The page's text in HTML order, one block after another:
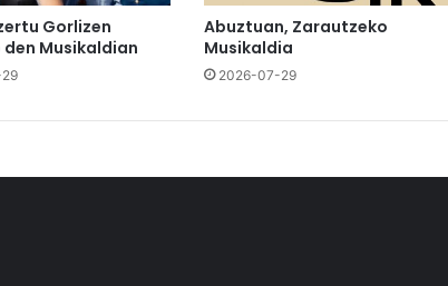
Gorlizen
Musikaldian
Abuztuan, Zarautzeko
Musikaldia
2026-07-29